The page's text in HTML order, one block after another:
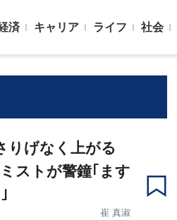
済 キャリア ライフ 社会
りげなく上がる
ストが警鐘｢ます
崔 真淑